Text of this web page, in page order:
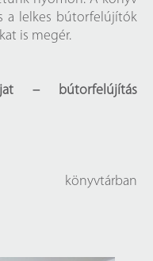
a lelkes bútorfelújítók
is megér.
– bútorfelújítás